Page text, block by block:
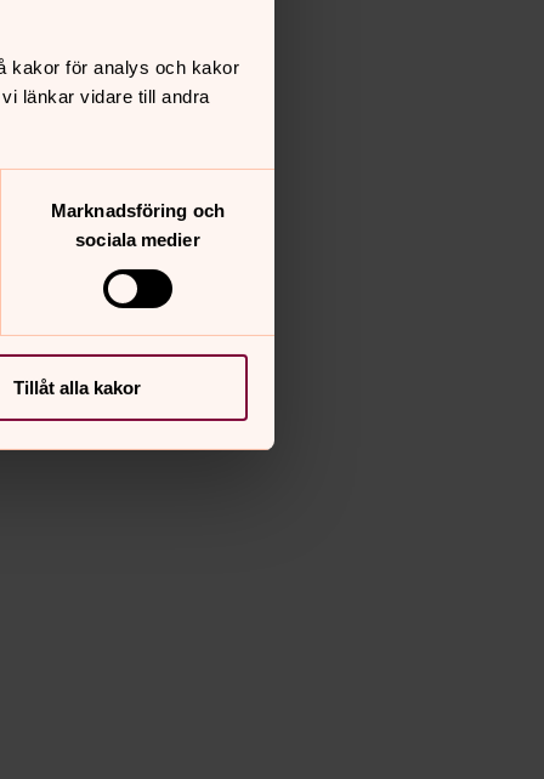
kakor för analys och kakor
länkar vidare till andra
Marknadsföring och
sociala medier
Tillåt alla kakor